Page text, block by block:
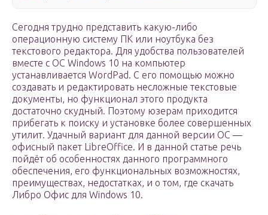
Сегодня трудно представить какую-либо
операционную систему ПК или ноутбука без
текстового редактора. Для удобства пользователей
вместе с ОС Windows 10 на компьютер
устанавливается WordPad. С его помощью можно
создавать и редактировать несложные текстовые
документы, но функционал этого продукта
достаточно скудный. Поэтому юзерам приходится
прибегать к поиску и установке более совершенных
утилит. Удачный вариант для данной версии ОС —
офисный пакет LibreOffice. И в данной статье речь
пойдёт об особенностях данного программного
обеспечения, его функциональных возможностях,
преимуществах, недостатках, и о том, где скачать
Либро Офис для Windows 10.